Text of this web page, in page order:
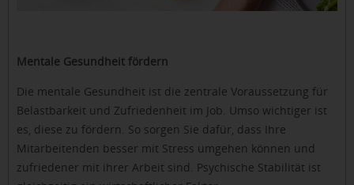
Mentale Gesundheit fördern
Die mentale Gesundheit ist die zentrale Voraussetzung für
Belastbarkeit und Zufriedenheit im Job. Umso wichtiger ist
es, diese zu fördern. So sorgen Sie dafür, dass Ihre
Mitarbeitenden besser mit Stress umgehen können und
zufriedener mit ihrer Arbeit sind. Psychische Stabilität ist